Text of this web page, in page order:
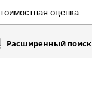
Расширенный поиск